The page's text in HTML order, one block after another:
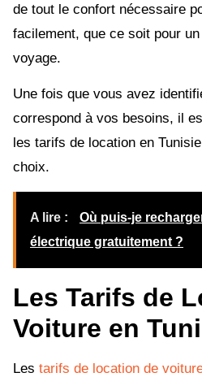
de tout le confort nécessaire
facilement, que ce soit pour
voyage.
Une fois que vous avez
correspond à vos besoins, il
les tarifs de location en
choix.
A lire :
Où puis-je
électrique gratuitement ?
Les Tarifs de
Voiture en
Les tarifs de location de